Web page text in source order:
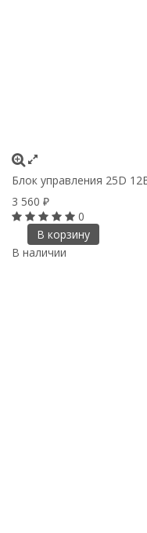
Блок управления 25D
3 560 ₽
0
В корзину
В наличии